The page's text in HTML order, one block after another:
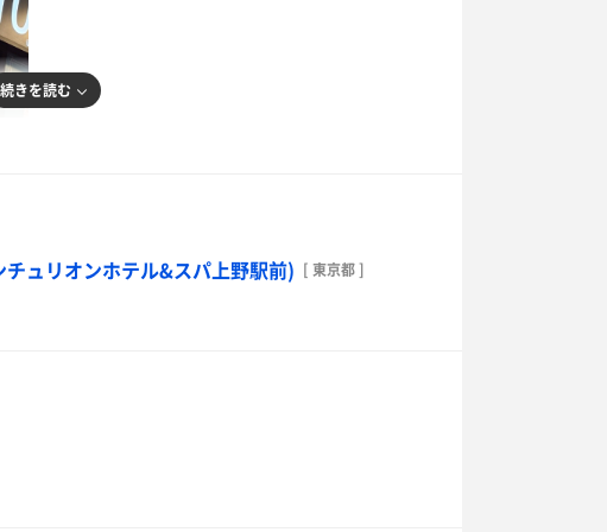
続きを読む
ュリオンホテル&スパ上野駅前) [ 東京都 ]